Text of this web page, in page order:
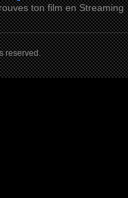
ton film en Streaming
reserved.